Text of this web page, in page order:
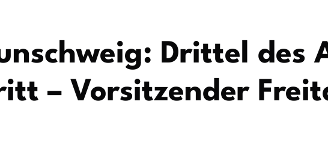
Drittel des
– Vorsitzender